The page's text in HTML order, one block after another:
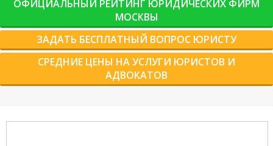
ОФИЦИАЛЬНЫЙ РЕЙТИНГ ЮРИДИЧЕСКИХ ФИРМ
МОСКВЫ
ЗАДАТЬ БЕСПЛАТНЫЙ ВОПРОС ЮРИСТУ
СРЕДНИЕ ЦЕНЫ НА УСЛУГИ ЮРИСТОВ И
АДВОКАТОВ